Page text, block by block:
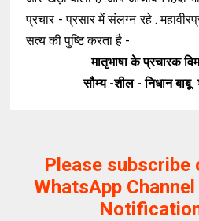
प्रचार - प्रसार में संलग्न रहे .
सत्य की पुष्टि करता है -
मातृभाषा के प्रचारक
सौम्य -शील - निधान बाबू
Please subscribe
WhatsApp